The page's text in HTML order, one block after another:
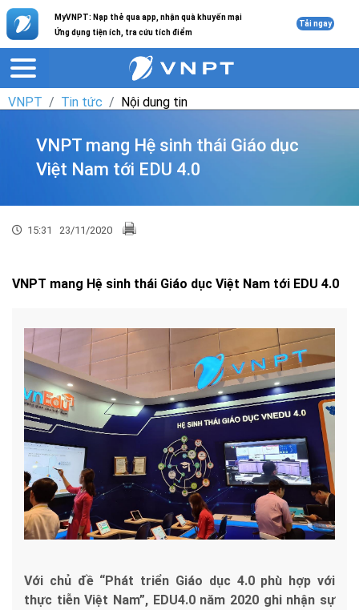
MyVNPT: Nạp thẻ qua app, nhận quà khuyến mại
Ứng dụng tiện ích, tra cứu tích điểm
Tải ngay
VNPT Tin tức Nội dung tin
VNPT mang Hệ sinh thái Giáo dục
Việt Nam tới EDU 4.0
15:31 23/11/2020
VNPT mang Hệ sinh thái Giáo dục Việt Nam tới EDU 4.0
Với chủ đề “Phát triển Giáo dục 4.0 phù hợp với
thực tiễn Việt Nam”, EDU4.0 năm 2020 ghi nhận sự